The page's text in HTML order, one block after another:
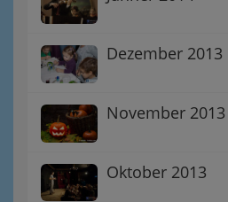
Dezember 2013
November 2013
Oktober 2013